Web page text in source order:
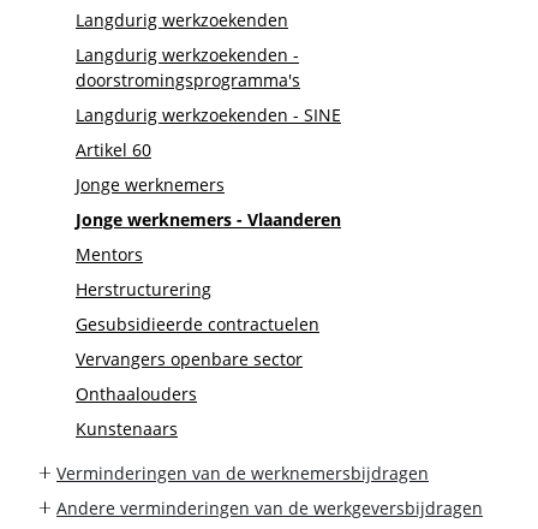
Langdurig werkzoekenden
Langdurig werkzoekenden -
doorstromingsprogramma's
Langdurig werkzoekenden - SINE
Artikel 60
Jonge werknemers
Jonge werknemers - Vlaanderen
Mentors
Herstructurering
Gesubsidieerde contractuelen
Vervangers openbare sector
Onthaalouders
Kunstenaars
Verminderingen van de werknemersbijdragen
Andere verminderingen van de werkgeversbijdragen